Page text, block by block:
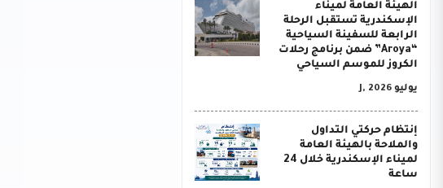
الهيئة العامة لميناء
الإسكندرية تستقبل الرحلة
الرابعة للسفينة السياحية
“Aroya” ضمن برنامج رحلات
الكروز للموسم السياحي
يوليو J, 2026
إنتظام حركتي التداول
والملاحة بالهيئة العامة
لميناء الإسكندرية خلال 24
ساعة